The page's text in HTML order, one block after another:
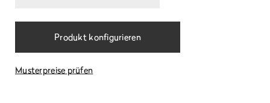
Produkt konfigurieren
Musterpreise prüfen